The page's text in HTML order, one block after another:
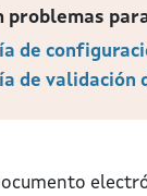
problemas
de
de validación